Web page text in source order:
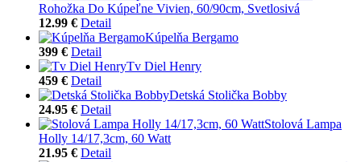
Rohožka Do Kúpeľne Vivien, 60/90cm, Svetlosivá
12.99 € Detail
Kúpelňa Bergamo
399 € Detail
Tv Diel Henry
459 € Detail
Detská Stolička Bobby
24.95 € Detail
Stolová Lampa
Holly 14/17,3cm, 60 Watt
21.95 € Detail